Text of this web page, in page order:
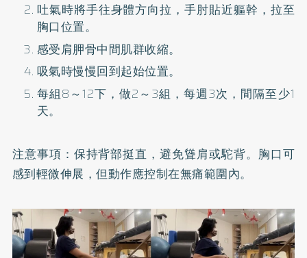
吐氣時將手往身體方向拉，手肘貼近軀幹，拉至
胸口位置。
感受肩胛骨中間肌群收縮。
吸氣時慢慢回到起始位置。
每組8～12下，做2～3組，每週3次，間隔至少1
天。
注意事項：保持背部挺直，避免聳肩或駝背。胸口可
感到輕微伸展，但動作應控制在無痛範圍內。